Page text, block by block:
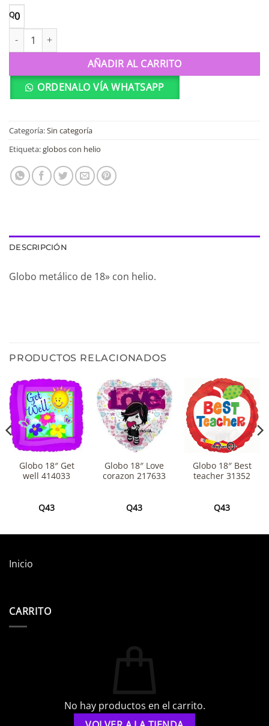
Q0
36216 Globo de 18" I love you rain or shine cantidad
AÑADIR AL CARRITO
ORDENALO VÍA WHATSAPP
Categoría:Sin categoría
Etiqueta:globos con helio
DESCRIPCIÓN
Globo metálico de 18» con helio.
PRODUCTOS RELACIONADOS
Globo 18″ Get
well 414033
Q43
Globo 18″ Love
corazon 217633
Q43
Globo 18″ Best
teacher 31352
Q43
Inicio
CARRITO
No hay productos en el carrito.